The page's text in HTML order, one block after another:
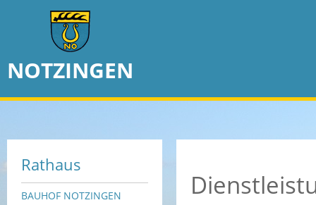
NOTZINGEN
Rathaus
BAUHOF NOTZINGEN